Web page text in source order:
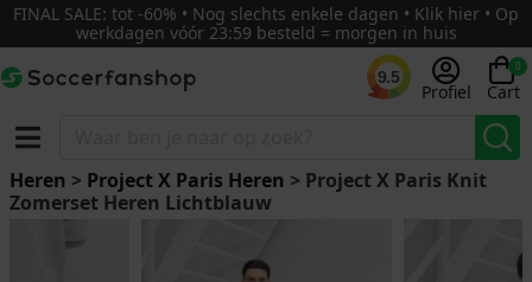
FINAL SALE: tot -60% • Nog slechts enkele dagen • Klik hier • Op
werkdagen vóór 23:59 besteld = morgen in huis
9.5
Profiel
0
Cart
Heren > Project X Paris Heren > Project X Paris Knit
Zomerset Heren Lichtblauw